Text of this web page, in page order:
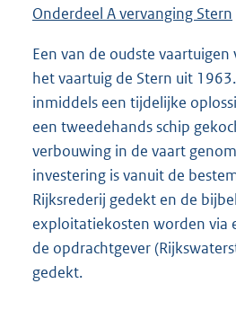
Onderdeel A vervanging Stern
Een van de oudste vaartuigen
het vaartuig de Stern uit
inmiddels een tijdelijke
een tweedehands schip
verbouwing in de vaart
investering is vanuit de
Rijksrederij gedekt en de
exploitatiekosten worden via
de opdrachtgever
gedekt.